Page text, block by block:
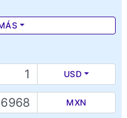
USD
MXN